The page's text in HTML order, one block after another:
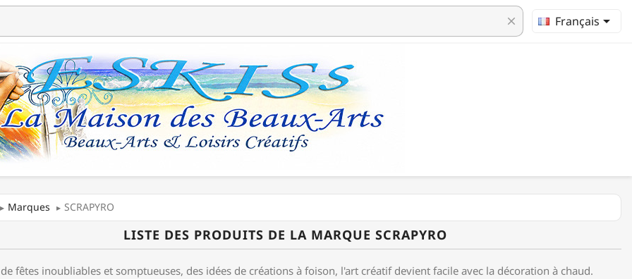
clear Français
Marques SCRAPYRO
LISTE DES PRODUITS DE LA MARQUE SCRAPYRO
fêtes inoubliables et somptueuses, des idées de créations à foison, l'art créatif devient facile avec la décoration à chaud.